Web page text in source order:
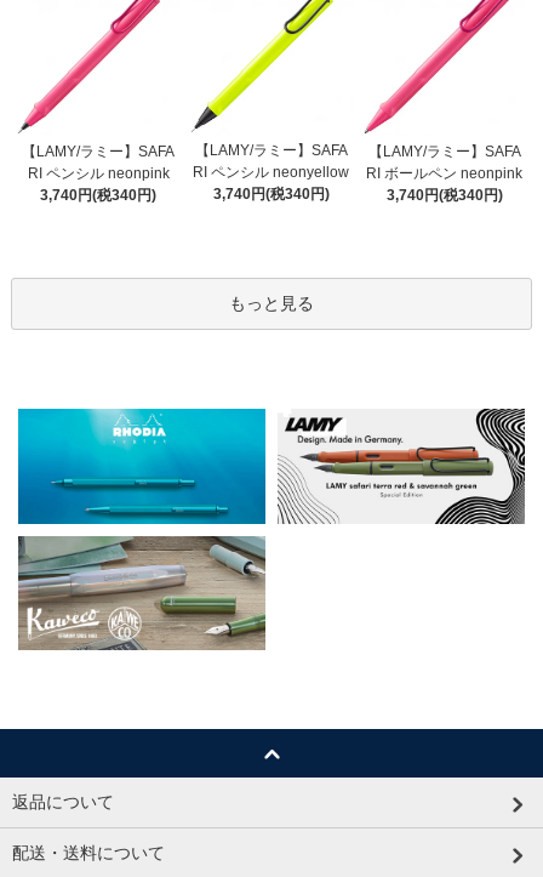
【LAMY/ラミー】SAFA
RI ペンシル neonpink
3,740円(税340円)
【LAMY/ラミー】SAFA
RI ペンシル neonyellow
3,740円(税340円)
【LAMY/ラミー】SAFA
RI ボールペン neonpink
3,740円(税340円)
もっと見る
返品について
配送・送料について